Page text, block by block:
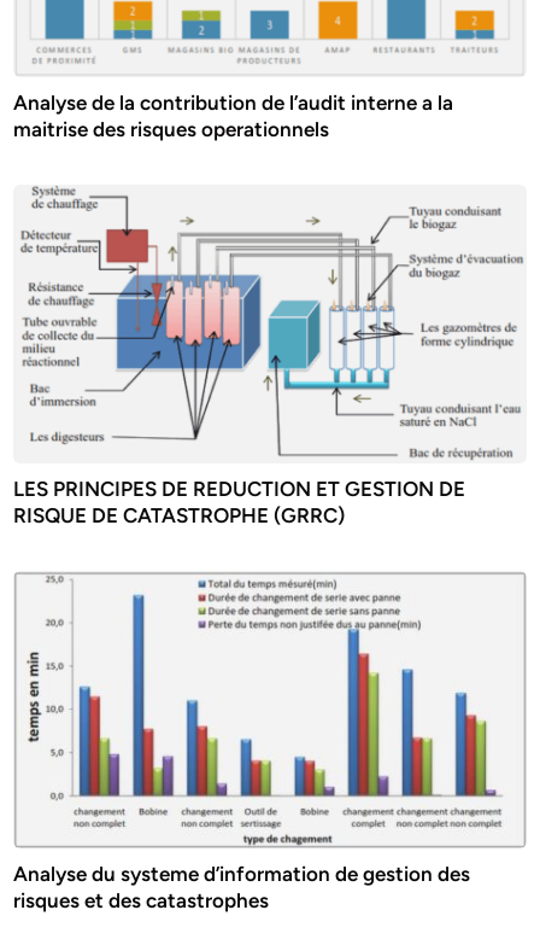
Analyse de la contribution de l’audit interne a la
maitrise des risques operationnels
LES PRINCIPES DE REDUCTION ET GESTION DE
RISQUE DE CATASTROPHE (GRRC)
Analyse du systeme d’information de gestion des
risques et des catastrophes